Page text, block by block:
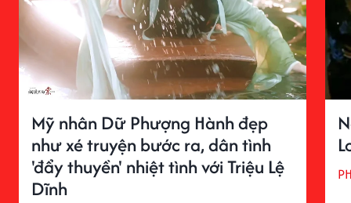
Mỹ nhân Dữ Phượng Hành đẹp
như xé truyện bước ra, dân tình
'đẩy thuyền' nhiệt tình với Triệu Lệ
Dĩnh